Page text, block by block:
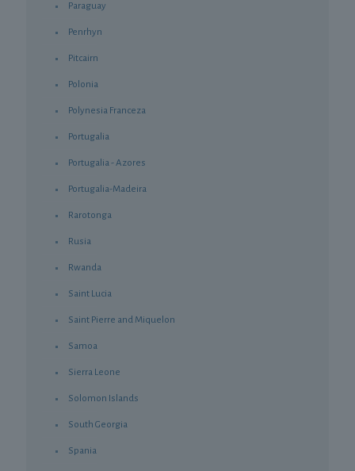
Paraguay
Penrhyn
Pitcairn
Polonia
Polynesia Franceza
Portugalia
Portugalia - Azores
Portugalia-Madeira
Rarotonga
Rusia
Rwanda
Saint Lucia
Saint Pierre and Miquelon
Samoa
Sierra Leone
Solomon Islands
South Georgia
Spania